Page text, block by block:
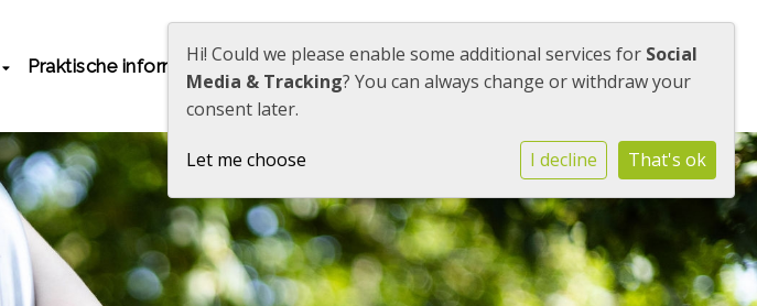
Praktische informatie Ouders Contact IK WIL KENNISMAKEN
Hi! Could we please enable some additional services for Social
Media & Tracking? You can always change or withdraw your
consent later.
Let me choose I decline That's ok